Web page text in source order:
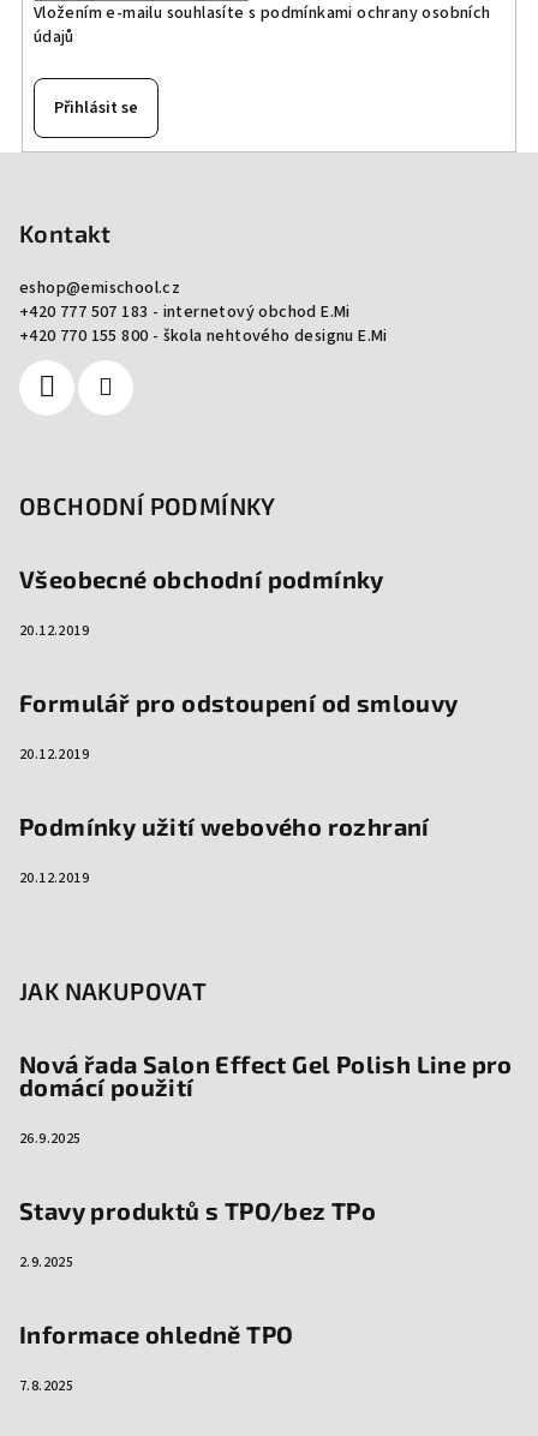
Vložením e-mailu souhlasíte s podmínkami ochrany osobních
údajů
Přihlásit se
Kontakt
eshop@emischool.cz
+420 777 507 183 - internetový obchod E.Mi
+420 770 155 800 - škola nehtového designu E.Mi
OBCHODNÍ PODMÍNKY
Všeobecné obchodní podmínky
20.12.2019
Formulář pro odstoupení od smlouvy
20.12.2019
Podmínky užití webového rozhraní
20.12.2019
JAK NAKUPOVAT
Nová řada Salon Effect Gel Polish Line pro
domácí použití
26.9.2025
Stavy produktů s TPO/bez TPo
2.9.2025
Informace ohledně TPO
7.8.2025